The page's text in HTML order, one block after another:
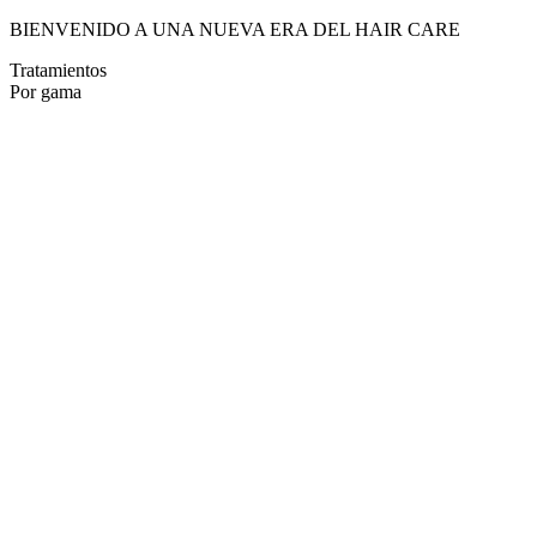
BIENVENIDO A UNA NUEVA ERA DEL HAIR CARE
Tratamientos
Por gama